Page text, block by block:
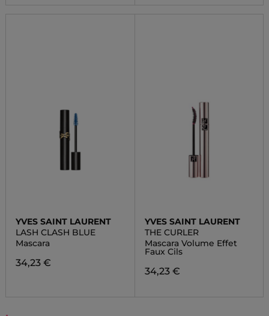
YVES SAINT LAURENT
LASH CLASH BLUE
Mascara
34,23 €
YVES SAINT LAURENT
THE CURLER
Mascara Volume Effet
Faux Cils
34,23 €